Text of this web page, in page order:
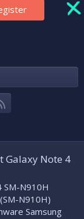
Galaxy Note 4
SM-N910H
N910H)
Samsung